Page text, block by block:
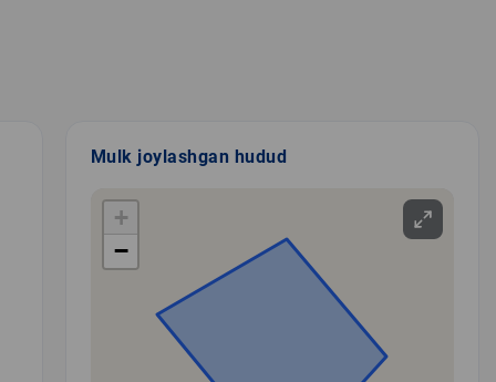
Mulk joylashgan hudud
+
−